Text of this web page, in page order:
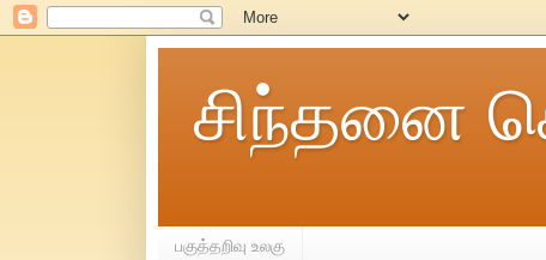
சிந்தனை
பகுத்தறிவு உலகு